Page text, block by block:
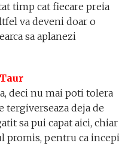
timp cat fiecare preia
va deveni doar o
sa aplanezi
deci nu mai poti tolera
tergiverseaza deja de
sa pui capat aici, chiar
promis, pentru ca incepi